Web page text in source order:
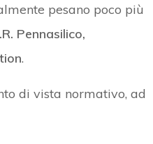
pesano poco più
Pennasilico,
.
di vista normativo, ad